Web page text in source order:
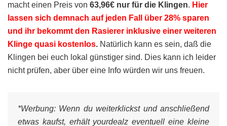
macht einen Preis von 63,96€ nur für die Klingen. Hier
lassen sich demnach auf jeden Fall über 28% sparen
und ihr bekommt den Rasierer inklusive einer weiteren
Klinge quasi kostenlos. Natürlich kann es sein, daß die
Klingen bei euch lokal günstiger sind. Dies kann ich leider
nicht prüfen, aber über eine Info würden wir uns freuen.
*Werbung: Wenn du weiterklickst und anschließend
etwas kaufst, erhält yourdealz eventuell eine kleine